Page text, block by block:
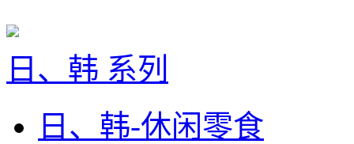
日、韩 系列
日、韩-休闲零食